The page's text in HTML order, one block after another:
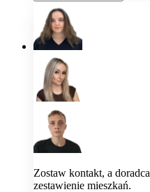
Zostaw kontakt, a
zestawienie mieszkań.